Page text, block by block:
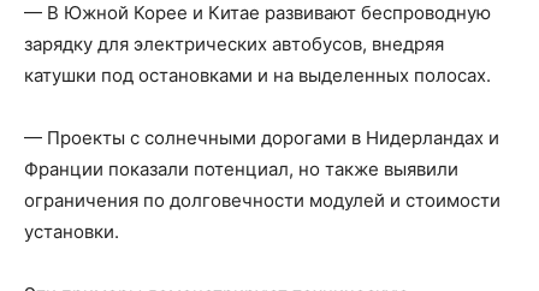
— В Южной Корее и Китае развивают беспроводную
зарядку для электрических автобусов, внедряя
катушки под остановками и на выделенных полосах.
— Проекты с солнечными дорогами в Нидерландах и
Франции показали потенциал, но также выявили
ограничения по долговечности модулей и стоимости
установки.